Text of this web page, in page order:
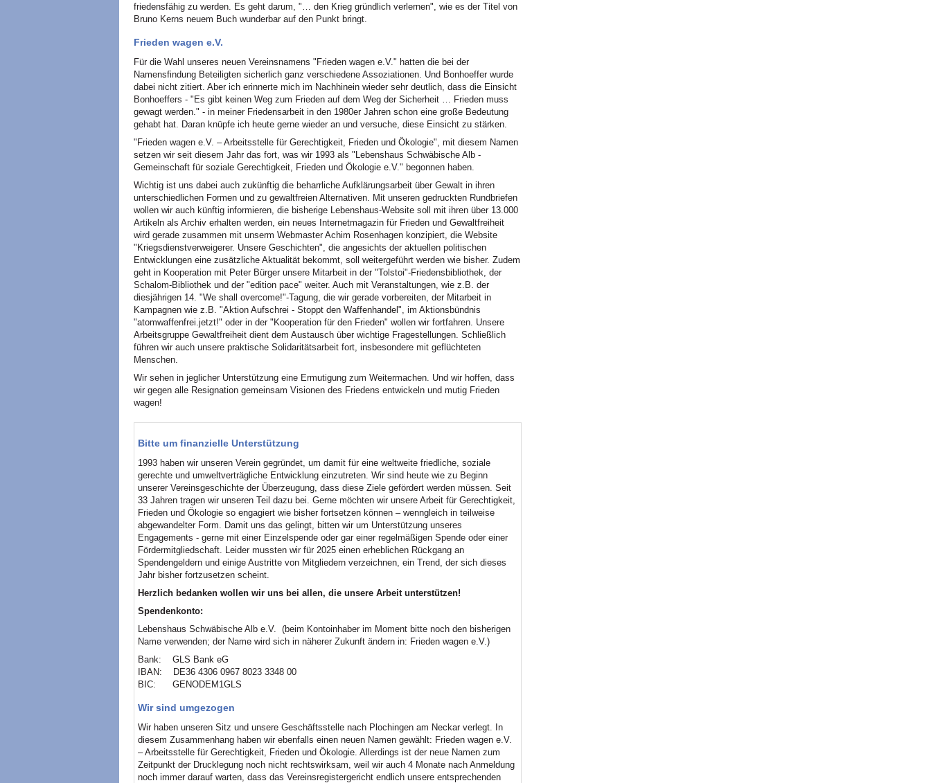
friedensfähig zu werden. Es geht darum, "… den Krieg gründlich verlernen", wie es der Titel von
Bruno Kerns neuem Buch wunderbar auf den Punkt bringt.
Frieden wagen e.V.
Für die Wahl unseres neuen Vereinsnamens "Frieden wagen e.V." hatten die bei der
Namensfindung Beteiligten sicherlich ganz verschiedene Assoziationen. Und Bonhoeffer wurde
dabei nicht zitiert. Aber ich erinnerte mich im Nachhinein wieder sehr deutlich, dass die Einsicht
Bonhoeffers - "Es gibt keinen Weg zum Frieden auf dem Weg der Sicherheit … Frieden muss
gewagt werden." - in meiner Friedensarbeit in den 1980er Jahren schon eine große Bedeutung
gehabt hat. Daran knüpfe ich heute gerne wieder an und versuche, diese Einsicht zu stärken.
"Frieden wagen e.V. – Arbeitsstelle für Gerechtigkeit, Frieden und Ökologie", mit diesem Namen
setzen wir seit diesem Jahr das fort, was wir 1993 als "Lebenshaus Schwäbische Alb -
Gemeinschaft für soziale Gerechtigkeit, Frieden und Ökologie e.V." begonnen haben.
Wichtig ist uns dabei auch zukünftig die beharrliche Aufklärungsarbeit über Gewalt in ihren
unterschiedlichen Formen und zu gewaltfreien Alternativen. Mit unseren gedruckten Rundbriefen
wollen wir auch künftig informieren, die bisherige Lebenshaus-Website soll mit ihren über 13.000
Artikeln als Archiv erhalten werden, ein neues Internetmagazin für Frieden und Gewaltfreiheit
wird gerade zusammen mit unserm Webmaster Achim Rosenhagen konzipiert, die Website
"Kriegsdienstverweigerer. Unsere Geschichten", die angesichts der aktuellen politischen
Entwicklungen eine zusätzliche Aktualität bekommt, soll weitergeführt werden wie bisher. Zudem
geht in Kooperation mit Peter Bürger unsere Mitarbeit in der "Tolstoi"-Friedensbibliothek, der
Schalom-Bibliothek und der "edition pace" weiter. Auch mit Veranstaltungen, wie z.B. der
diesjährigen 14. "We shall overcome!"-Tagung, die wir gerade vorbereiten, der Mitarbeit in
Kampagnen wie z.B. "Aktion Aufschrei - Stoppt den Waffenhandel", im Aktionsbündnis
"atomwaffenfrei.jetzt!" oder in der "Kooperation für den Frieden" wollen wir fortfahren. Unsere
Arbeitsgruppe Gewaltfreiheit dient dem Austausch über wichtige Fragestellungen. Schließlich
führen wir auch unsere praktische Solidaritätsarbeit fort, insbesondere mit geflüchteten
Menschen.
Wir sehen in jeglicher Unterstützung eine Ermutigung zum Weitermachen. Und wir hoffen, dass
wir gegen alle Resignation gemeinsam Visionen des Friedens entwickeln und mutig Frieden
wagen!
Bitte um finanzielle Unterstützung
1993 haben wir unseren Verein gegründet, um damit für eine weltweite friedliche, soziale
gerechte und umweltverträgliche Entwicklung einzutreten. Wir sind heute wie zu Beginn
unserer Vereinsgeschichte der Überzeugung, dass diese Ziele gefördert werden müssen. Seit
33 Jahren tragen wir unseren Teil dazu bei. Gerne möchten wir unsere Arbeit für Gerechtigkeit,
Frieden und Ökologie so engagiert wie bisher fortsetzen können – wenngleich in teilweise
abgewandelter Form. Damit uns das gelingt, bitten wir um Unterstützung unseres
Engagements - gerne mit einer Einzelspende oder gar einer regelmäßigen Spende oder einer
Fördermitgliedschaft. Leider mussten wir für 2025 einen erheblichen Rückgang an
Spendengeldern und einige Austritte von Mitgliedern verzeichnen, ein Trend, der sich dieses
Jahr bisher fortzusetzen scheint.
Herzlich bedanken wollen wir uns bei allen, die unsere Arbeit unterstützen!
Spendenkonto:
Lebenshaus Schwäbische Alb e.V. (beim Kontoinhaber im Moment bitte noch den bisherigen
Name verwenden; der Name wird sich in näherer Zukunft ändern in: Frieden wagen e.V.)
Bank: GLS Bank eG
IBAN: DE36 4306 0967 8023 3348 00
BIC: GENODEM1GLS
Wir sind umgezogen
Wir haben unseren Sitz und unsere Geschäftsstelle nach Plochingen am Neckar verlegt. In
diesem Zusammenhang haben wir ebenfalls einen neuen Namen gewählt: Frieden wagen e.V.
– Arbeitsstelle für Gerechtigkeit, Frieden und Ökologie. Allerdings ist der neue Namen zum
Zeitpunkt der Drucklegung noch nicht rechtswirksam, weil wir auch 4 Monate nach Anmeldung
noch immer darauf warten, dass das Vereinsregistergericht endlich unsere entsprechenden